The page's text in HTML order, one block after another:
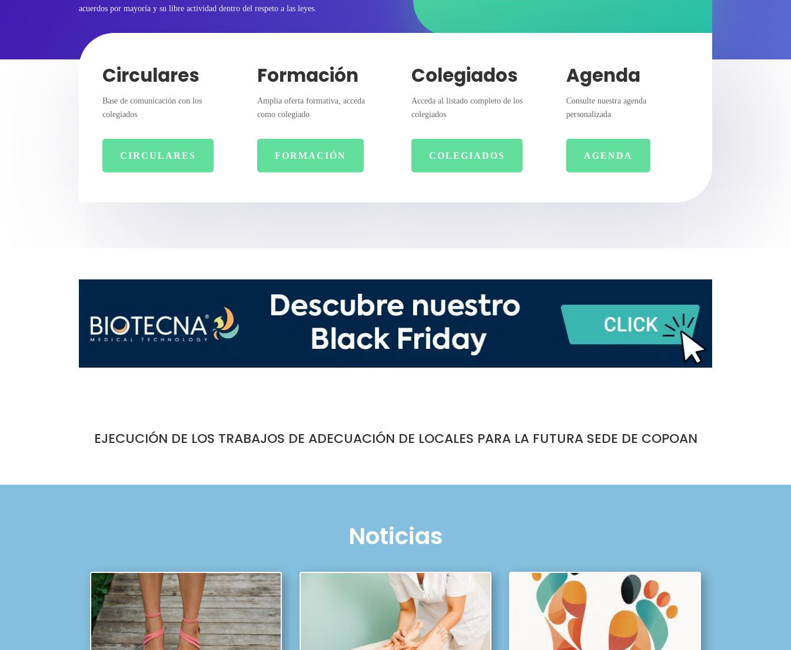
acuerdos por mayoría y su libre actividad dentro del respeto a las leyes.
Circulares
Base de comunicación con los
colegiados
CIRCULARES
Formación
Amplia oferta formativa, acceda
como colegiado
FORMACIÓN
Colegiados
Acceda al listado completo de los
colegiados
COLEGIADOS
Agenda
Consulte nuestra agenda
personalizada
AGENDA
EJECUCIÓN DE LOS TRABAJOS DE ADECUACIÓN DE LOCALES PARA LA FUTURA SEDE DE COPOAN
Noticias